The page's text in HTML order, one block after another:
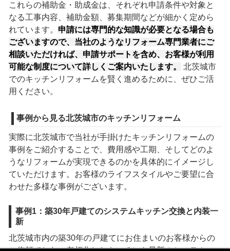
これらの補助金・助成金は、それぞれ申請条件や対象と
なる工事内容、補助金額、募集期間などが細かく定めら
れています。 申請には専門的な知識が必要となる場合も
ございますので、当社のようなリフォーム専門業者にご
相談いただければ、申請サポートを含め、お客様が利用
可能な制度について詳しくご案内いたします。
北茨城市
でのキッチンリフォームを賢く進めるために、ぜひご活
用ください。
事例から見る北茨城市のキッチンリフォーム
実際に北茨城市で当社が手掛けたキッチンリフォームの
事例をご紹介することで、費用感や工期、そしてどのよ
うなリフォームが実現できるのかを具体的にイメージし
ていただけます。お客様のライフスタイルやご要望に合
わせた多様な事例がございます。
事例1：築30年戸建てのシステムキッチン交換と内装一
新
北茨城市内の築30年の戸建てにお住まいのお客様からの